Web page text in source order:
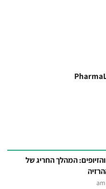
המהלך החריג של